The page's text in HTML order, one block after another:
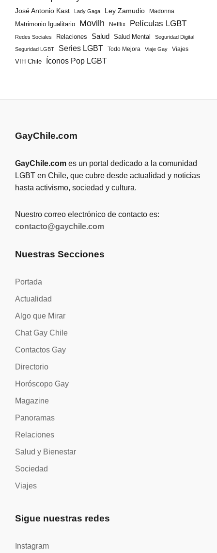
José Antonio Kast Lady Gaga Ley Zamudio Madonna
Matrimonio Igualitario Movilh Netflix Películas LGBT
Redes Sociales Relaciones Salud Salud Mental Seguridad Digital
Seguridad LGBT Series LGBT Todo Mejora Viaje Gay
Viajes
VIH Chile
Íconos Pop LGBT
GayChile.com
GayChile.com es un portal dedicado a la comunidad
LGBT en Chile, que cubre desde actualidad y noticias
hasta activismo, sociedad y cultura.
Nuestro correo electrónico de contacto es:
contacto@gaychile.com
Nuestras Secciones
Portada
Actualidad
Algo que Mirar
Chat Gay Chile
Contactos Gay
Directorio
Horóscopo Gay
Magazine
Panoramas
Relaciones
Salud y Bienestar
Sociedad
Viajes
Sigue nuestras redes
Instagram